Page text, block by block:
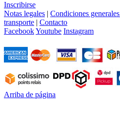
Inscribirse
Notas legales | Condiciones
transporte | Contacto
FacebookYoutube Instagram
Arriba de página